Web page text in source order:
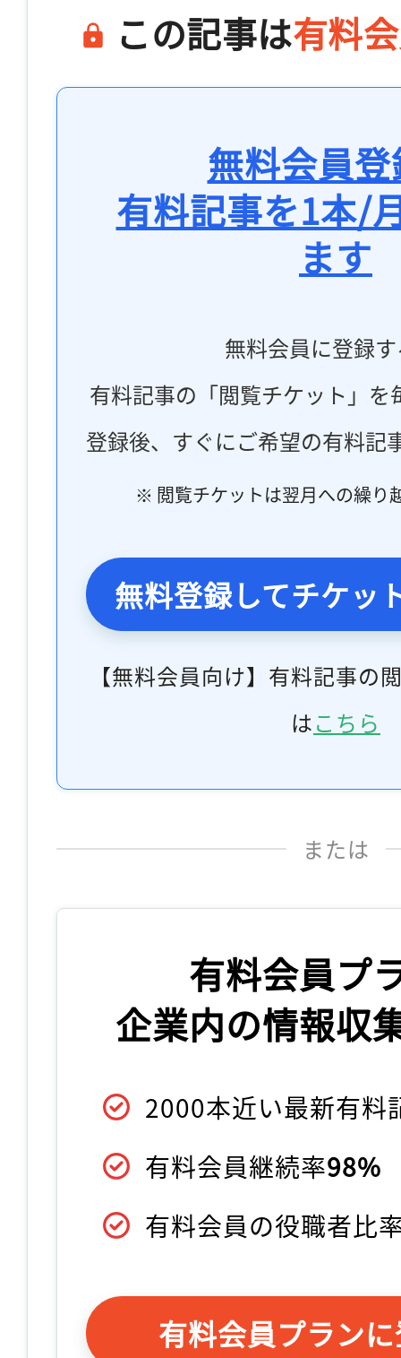
この記事は有料
無料会員
有料記事を1本/
ます
無料会員に登録
有料記事の「閲覧チケット」
登録後、すぐにご希望の有料記
※ 閲覧チケットは翌月への繰り
無料登録してチケッ
【無料会員向け】有料記事の
はこちら
または
有料会員プ
企業内の情報収
2000本近い最新有料
有料会員継続率98%
有料会員の役職者比
有料会員プラン